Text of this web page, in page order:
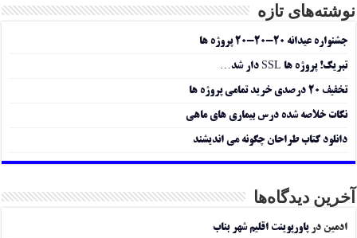
نوشته‌های تازه
جشنواره عیدانه ۲۰-۲۰-۲۰ پروژه ها
تبریک! پروژه ها SSL دار شد…
تخفیف ۲۰ درصدی خرید تمامی پروژه ها
نکات خلاصه شده درس بیماری های ماهی
دانلود کتاب طراحان چگونه می اندیشند
آخرین دیدگاه‌ها
ادمین درپاورپوینت اقلیم شهر بناب